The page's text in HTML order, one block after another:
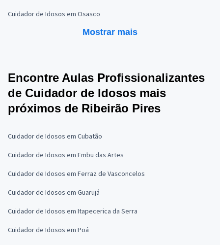
Cuidador de Idosos em Osasco
Mostrar mais
Encontre Aulas Profissionalizantes
de Cuidador de Idosos mais
próximos de Ribeirão Pires
Cuidador de Idosos em Cubatão
Cuidador de Idosos em Embu das Artes
Cuidador de Idosos em Ferraz de Vasconcelos
Cuidador de Idosos em Guarujá
Cuidador de Idosos em Itapecerica da Serra
Cuidador de Idosos em Poá